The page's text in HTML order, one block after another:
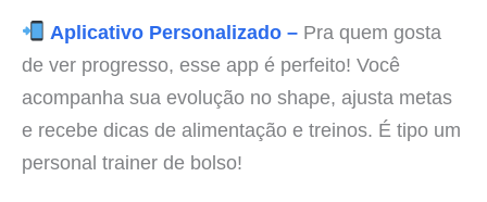
Aplicativo Personalizado –Pra quem gosta
de ver progresso, esse app é perfeito! Você
acompanha sua evolução no shape, ajusta metas
e recebe dicas de alimentação e treinos. É tipo um
personal trainer de bolso!